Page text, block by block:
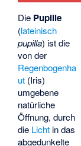
Die Pupille
(lateinisch
pupilla) ist die
von der
Regenbogenha
ut (Iris)
umgebene
natürliche
Öffnung, durch
die Licht in das
abgedunkelte